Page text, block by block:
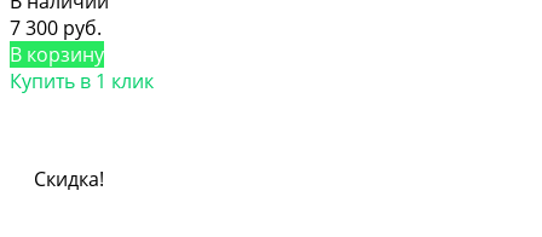
7 300 руб.
В корзину
Купить в 1 клик
Скидка!